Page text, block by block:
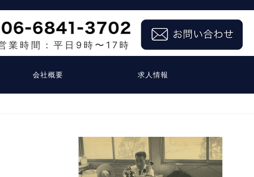
業時間：平日9時〜17時
会社概要 求人情報